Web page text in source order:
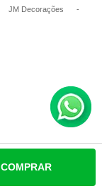
JM Decorações
-
COMPRAR